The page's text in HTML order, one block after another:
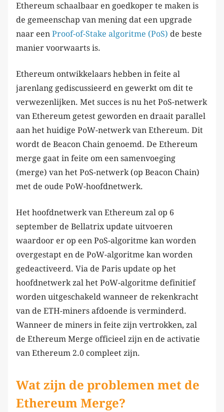
Ethereum schaalbaar en goedkoper te maken is
de gemeenschap van mening dat een upgrade
naar een Proof-of-Stake algoritme (PoS) de beste
manier voorwaarts is.
Ethereum ontwikkelaars hebben in feite al
jarenlang gediscussieerd en gewerkt om dit te
verwezenlijken. Met succes is nu het PoS-netwerk
van Ethereum getest geworden en draait parallel
aan het huidige PoW-netwerk van Ethereum. Dit
wordt de Beacon Chain genoemd. De Ethereum
merge gaat in feite om een samenvoeging
(merge) van het PoS-netwerk (op Beacon Chain)
met de oude PoW-hoofdnetwerk.
Het hoofdnetwerk van Ethereum zal op 6
september de Bellatrix update uitvoeren
waardoor er op een PoS-algoritme kan worden
overgestapt en de PoW-algoritme kan worden
gedeactiveerd. Via de Paris update op het
hoofdnetwerk zal het PoW-algoritme definitief
worden uitgeschakeld wanneer de rekenkracht
van de ETH-miners afdoende is verminderd.
Wanneer de miners in feite zijn vertrokken, zal
de Ethereum Merge officieel zijn en de activatie
van Ethereum 2.0 compleet zijn.
Wat zijn de problemen met de
Ethereum Merge?